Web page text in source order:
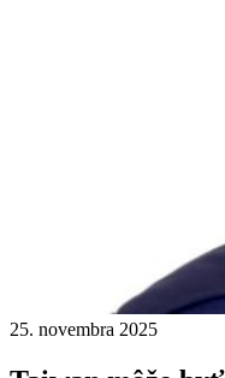
25. novembra 2025